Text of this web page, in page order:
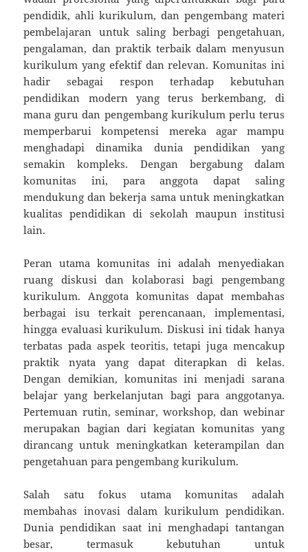
pendidik, ahli kurikulum, dan pengembang materi
pembelajaran untuk saling berbagi pengetahuan,
pengalaman, dan praktik terbaik dalam menyusun
kurikulum yang efektif dan relevan. Komunitas ini
hadir sebagai respon terhadap kebutuhan
pendidikan modern yang terus berkembang, di
mana guru dan pengembang kurikulum perlu terus
memperbarui kompetensi mereka agar mampu
menghadapi dinamika dunia pendidikan yang
semakin kompleks. Dengan bergabung dalam
komunitas ini, para anggota dapat saling
mendukung dan bekerja sama untuk meningkatkan
kualitas pendidikan di sekolah maupun institusi
lain.
Peran utama komunitas ini adalah menyediakan
ruang diskusi dan kolaborasi bagi pengembang
kurikulum. Anggota komunitas dapat membahas
berbagai isu terkait perencanaan, implementasi,
hingga evaluasi kurikulum. Diskusi ini tidak hanya
terbatas pada aspek teoritis, tetapi juga mencakup
praktik nyata yang dapat diterapkan di kelas.
Dengan demikian, komunitas ini menjadi sarana
belajar yang berkelanjutan bagi para anggotanya.
Pertemuan rutin, seminar, workshop, dan webinar
merupakan bagian dari kegiatan komunitas yang
dirancang untuk meningkatkan keterampilan dan
pengetahuan para pengembang kurikulum.
Salah satu fokus utama komunitas adalah
membahas inovasi dalam kurikulum pendidikan.
Dunia pendidikan saat ini menghadapi tantangan
besar, termasuk kebutuhan untuk